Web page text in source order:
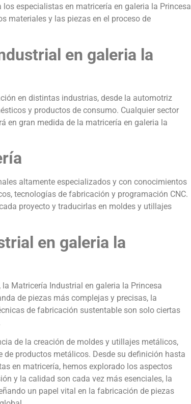
especialistas en matricería en galeria la Princesa
materiales y las piezas en el proceso de
en galeria la
en distintas industrias, desde la automotriz
y productos de consumo. Cualquier sector
en gran medida de la matricería en galeria la
altamente especializados y con conocimientos
tecnologías de fabricación y programación CNC.
proyecto y traducirlas en moldes y utillajes
en galeria la
Matricería Industrial en galeria la Princesa
de piezas más complejas y precisas, la
de fabricación sustentable son solo ciertas
de la creación de moldes y utillajes metálicos,
productos metálicos. Desde su definición hasta
en matricería, hemos explorado los aspectos
y la calidad son cada vez más esenciales, la
un papel vital en la fabricación de piezas